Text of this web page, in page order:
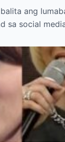
Showbiz
ang
sa social